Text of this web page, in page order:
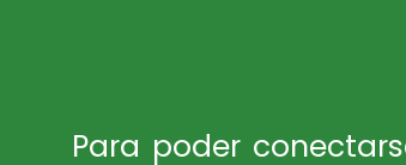
Para poder